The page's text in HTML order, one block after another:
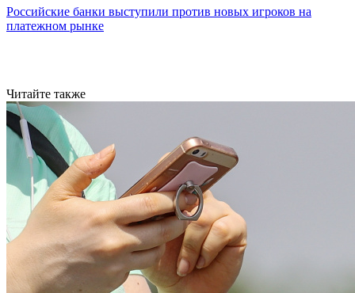
Российские банки выступили против новых игроков на
платежном рынке
Читайте также